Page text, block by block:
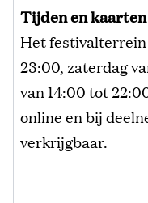
Tijden en kaarten
Het
23:00, zaterdag
van 14:00 tot
online en bij
verkrijgbaar.